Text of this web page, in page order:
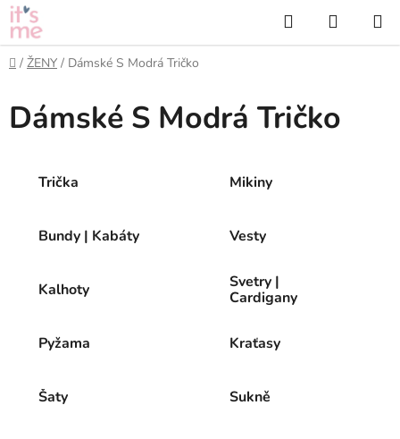
Přejít
na
obsah
Hledat
KOŠÍK
Domů
/ ŽENY / Dámské S Modrá Tričko
Dámské S Modrá Tričko
Trička Mikiny
Bundy | Kabáty Vesty
Kalhoty
Svetry |
Cardigany
Pyžama Kraťasy
Šaty Sukně